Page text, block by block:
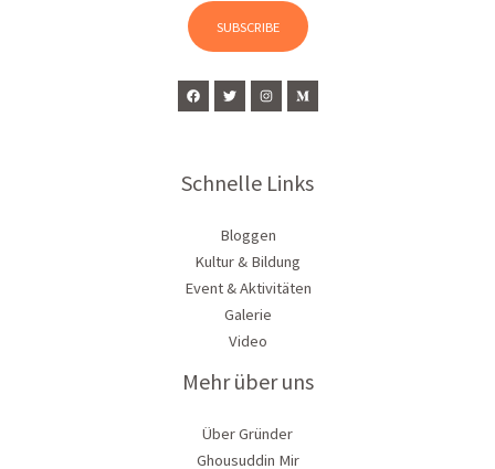
SUBSCRIBE
Schnelle Links
Bloggen
Kultur & Bildung
Event & Aktivitäten
Galerie
Video
Mehr über uns
Über Gründer
Ghousuddin Mir